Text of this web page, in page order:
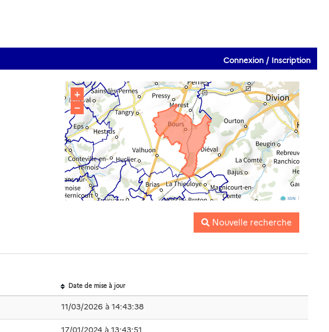
Connexion / Inscription
+
−
IGN
Nouvelle recherche
Date de mise à jour
11/03/2026 à 14:43:38
17/01/2024 à 13:43:51